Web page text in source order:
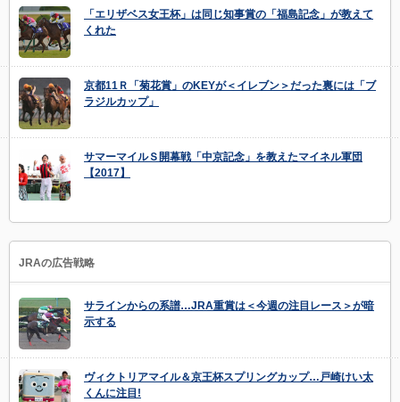
「エリザベス女王杯」は同じ知事賞の「福島記念」が教えて
くれた
京都11Ｒ「菊花賞」のKEYが＜イレブン＞だった裏には「ブ
ラジルカップ」
サマーマイルＳ開幕戦「中京記念」を教えたマイネル軍団
【2017】
JRAの広告戦略
サラインからの系譜…JRA重賞は＜今週の注目レース＞が暗
示する
ヴィクトリアマイル＆京王杯スプリングカップ…戸崎けい太
くんに注目!